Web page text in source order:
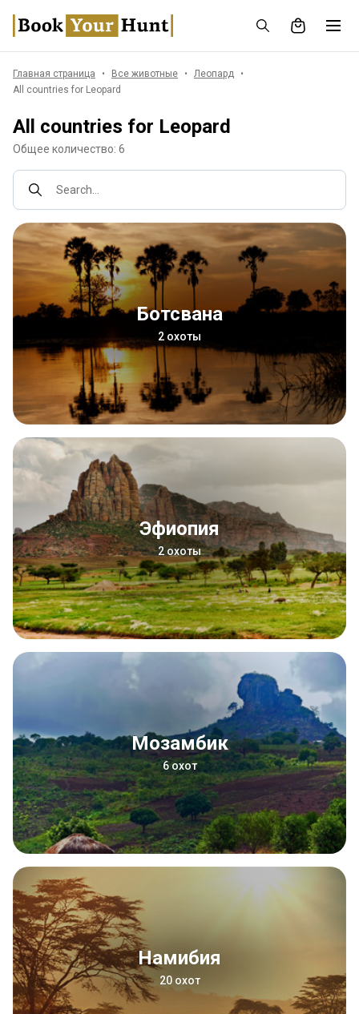
Главная страница Все животные
Леопард
All countries for Leopard
All countries for Leopard
Общее количество: 6
Search...
Ботсвана
2 охоты
Эфиопия
2 охоты
Мозамбик
6 охот
Намибия
20 охот